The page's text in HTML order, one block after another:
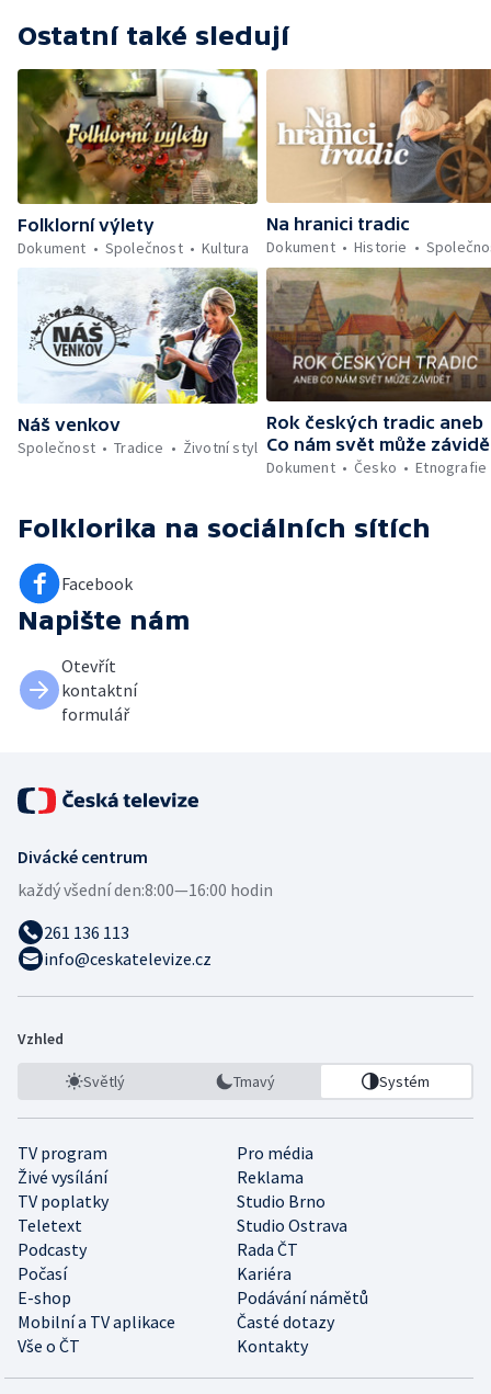
Ostatní také sledují
Folklorní výlety
Dokument
Společnost Kultura
Na hranici tradic
Dokument
Historie
Náš venkov
Společnost
Tradice Životní styl
Rok českých tradic aneb
Co nám svět může
Dokument
Česko Etnografie
Folklorika na sociálních sítích
Facebook
Napište nám
Otevřít
kontaktní
formulář
Divácké centrum
každý všední den:8:00—16:00 hodin
261 136 113
info@ceskatelevize.cz
Vzhled
Světlý Tmavý Systém
TV program
Pro média
Živé vysílání
Reklama
TV poplatky
Studio Brno
Teletext
Studio Ostrava
Podcasty
Rada ČT
Počasí
Kariéra
E-shop
Podávání námětů
Mobilní a TV aplikace
Časté dotazy
Vše o ČT
Kontakty